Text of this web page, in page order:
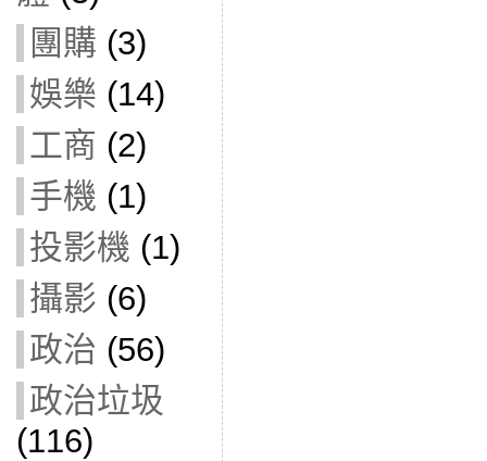
團購 (3)
娛樂 (14)
工商 (2)
手機 (1)
投影機 (1)
攝影 (6)
政治 (56)
政治垃圾
(116)